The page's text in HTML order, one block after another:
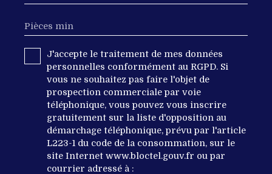
Pièces min
J'accepte le traitement de mes données
personnelles conformément au RGPD. Si
vous ne souhaitez pas faire l'objet de
prospection commerciale par voie
téléphonique, vous pouvez vous inscrire
gratuitement sur la liste d'opposition au
démarchage téléphonique, prévu par l'article
L223-1 du code de la consommation, sur le
site Internet www.bloctel.gouv.fr ou par
courrier adressé à :